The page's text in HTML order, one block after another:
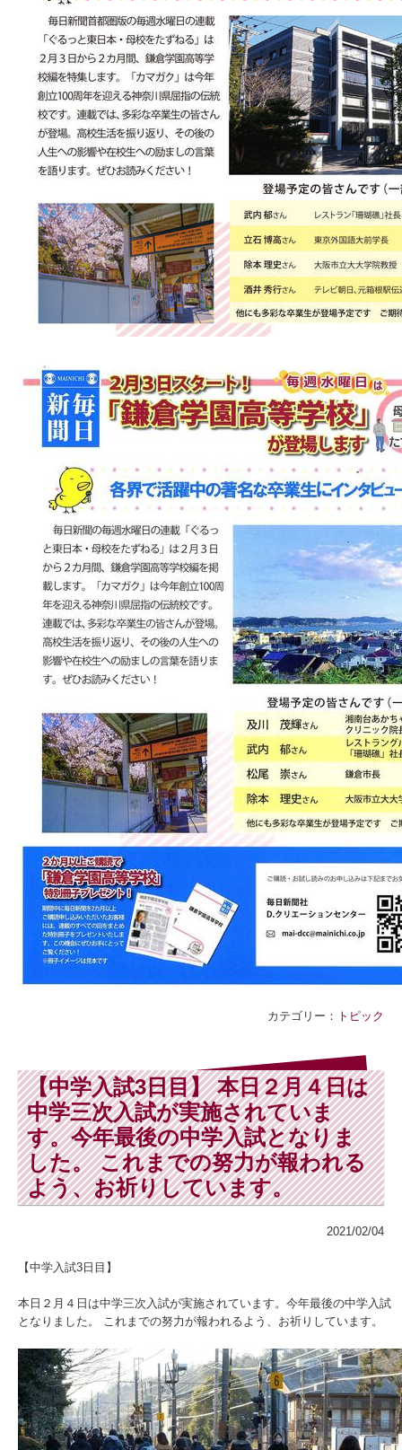
カテゴリー： トピック
【中学入試3日目】 本日２月４日は
中学三次入試が実施されていま
す。今年最後の中学入試となりま
した。 これまでの努力が報われる
よう、お祈りしています。
2021/02/04
【中学入試3日目】
本日２月４日は中学三次入試が実施されています。今年最後の中学入試
となりました。 これまでの努力が報われるよう、お祈りしています。